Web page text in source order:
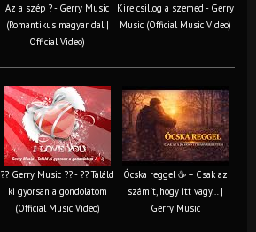
Az a szép ? - Gerry Music
(Romantikus magyar dal |
Official Video)
Kire csillog a szemed - Gerry
Music (Official Music Video)
?? Gerry Music ?? - ?? Találd
ki gyorsan a gondolatom
(Official Music Video)
Ócska reggel ☕ – Csak az
számít, hogy itt vagy… |
Gerry Music